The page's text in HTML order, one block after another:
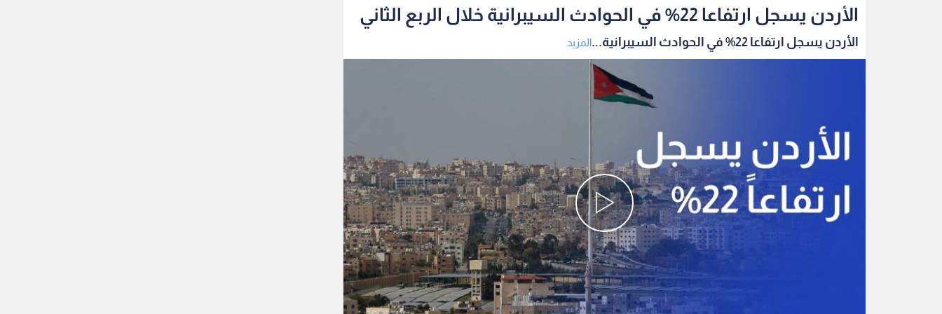
الأردن يسجل ارتفاعا 22% في الحوادث السيبرانية خلال الربع الثاني
الأردن يسجل ارتفاعا 22% في الحوادث السيبرانية... المزيد